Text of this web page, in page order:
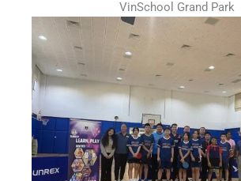
VinSchool Grand Park